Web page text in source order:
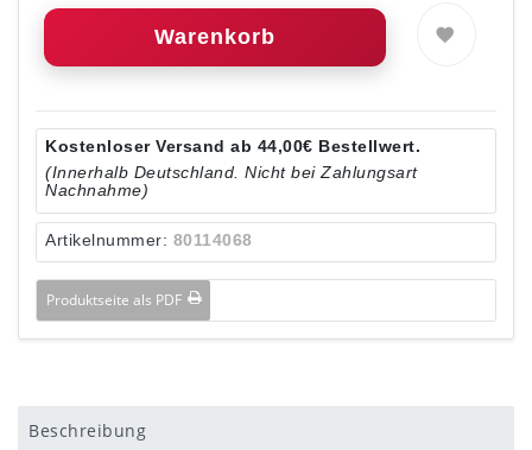
Warenkorb
Kostenloser Versand ab 44,00€ Bestellwert.
(Innerhalb Deutschland. Nicht bei Zahlungsart
Nachnahme)
Artikelnummer: 80114068
Produktseite als PDF
Beschreibung